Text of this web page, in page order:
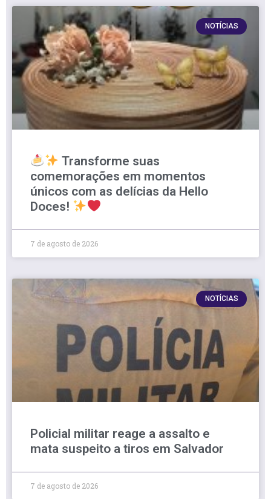
NOTÍCIAS
Transforme suas
comemorações em momentos
únicos com as delícias da Hello
Doces!
7 de agosto de 2026
NOTÍCIAS
Policial militar reage a assalto e
mata suspeito a tiros em Salvador
7 de agosto de 2026